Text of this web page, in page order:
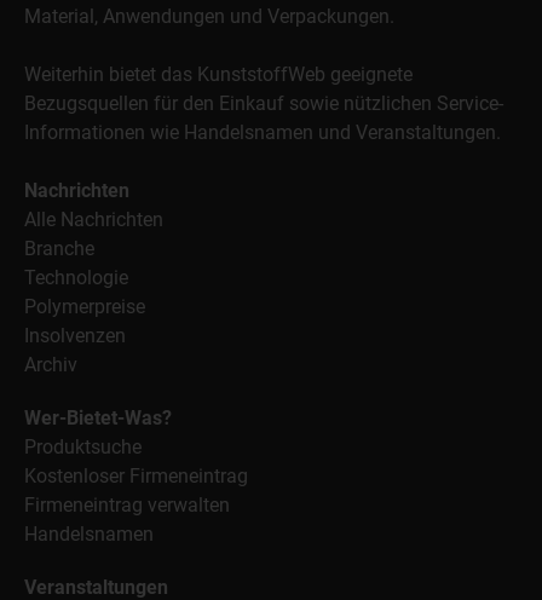
Material, Anwendungen und Verpackungen.
Weiterhin bietet das KunststoffWeb geeignete
Bezugsquellen für den Einkauf sowie nützlichen Service-
Informationen wie Handelsnamen und Veranstaltungen.
Nachrichten
Alle Nachrichten
Branche
Technologie
Polymerpreise
Insolvenzen
Archiv
Wer-Bietet-Was?
Produktsuche
Kostenloser Firmeneintrag
Firmeneintrag verwalten
Handelsnamen
Veranstaltungen